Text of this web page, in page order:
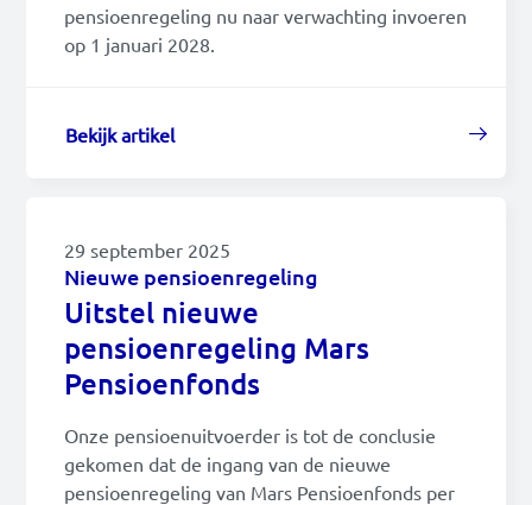
pensioenregeling nu naar verwachting invoeren
op 1 januari 2028.
Bekijk artikel
29 september 2025
Nieuwe pensioenregeling
Uitstel nieuwe
pensioenregeling Mars
Pensioenfonds
Onze pensioenuitvoerder is tot de conclusie
gekomen dat de ingang van de nieuwe
pensioenregeling van Mars Pensioenfonds per